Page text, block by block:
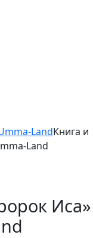
LandКнига и
Land
Иса»